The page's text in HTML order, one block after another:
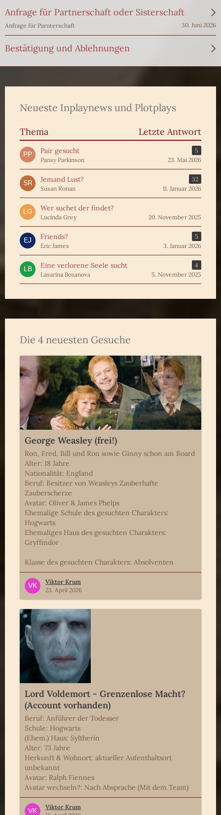
Anfrage für Partnerschaft oder Sisterschaft
Anfrage für Parnterschaft 30. Juni 2026
Bestätigung und Ablehnungen
Neueste Inplaynews und Plotplays
Thema Letzte Antwort
Pair gesucht
5
Pansy Parkinson
23. Mai 2026
Jemand Lust?
32
Susan Ronan
11. Januar 2026
Wer suchet der findet?
Lucinda Grey 20. November 2025
Friends?
5
Eric James
3. Januar 2026
Eine verlorene Seele sucht
4
Lasarina Bozanova
5. November 2025
Die 4 neuesten Gesuche
George Weasley (frei!)
Ron, Fred, Bill und Ron sowie Ginny schon am Board
Alter: 18 Jahre
Nationalität: England
Beruf: Besitzer von Weasleys Zauberhafte
Zauberscherze
Avatar: Oliver & James Phelps
Ehemalige Schule des gesuchten Charakters:
Hogwarts
Ehemaliges Haus des gesuchten Charakters:
Gryffindor
Klasse des gesuchten Charakters: Absolventen
Viktor Krum
23. April 2026
Lord Voldemort - Grenzenlose Macht?
(Account vorhanden)
Beruf: Anführer der Todesser
Schule: Hogwarts
(Ehem.) Haus: Syltherin
Alter: 73 Jahre
Herkunft & Wohnort: aktueller Aufenthaltsort
unbekannt
Avatar: Ralph Fiennes
Avatar wechseln?: Nach Absprache (Mit dem Team)
Viktor Krum